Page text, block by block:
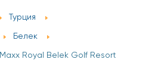
Турция
Белек
Maxx Royal Belek Golf Resort